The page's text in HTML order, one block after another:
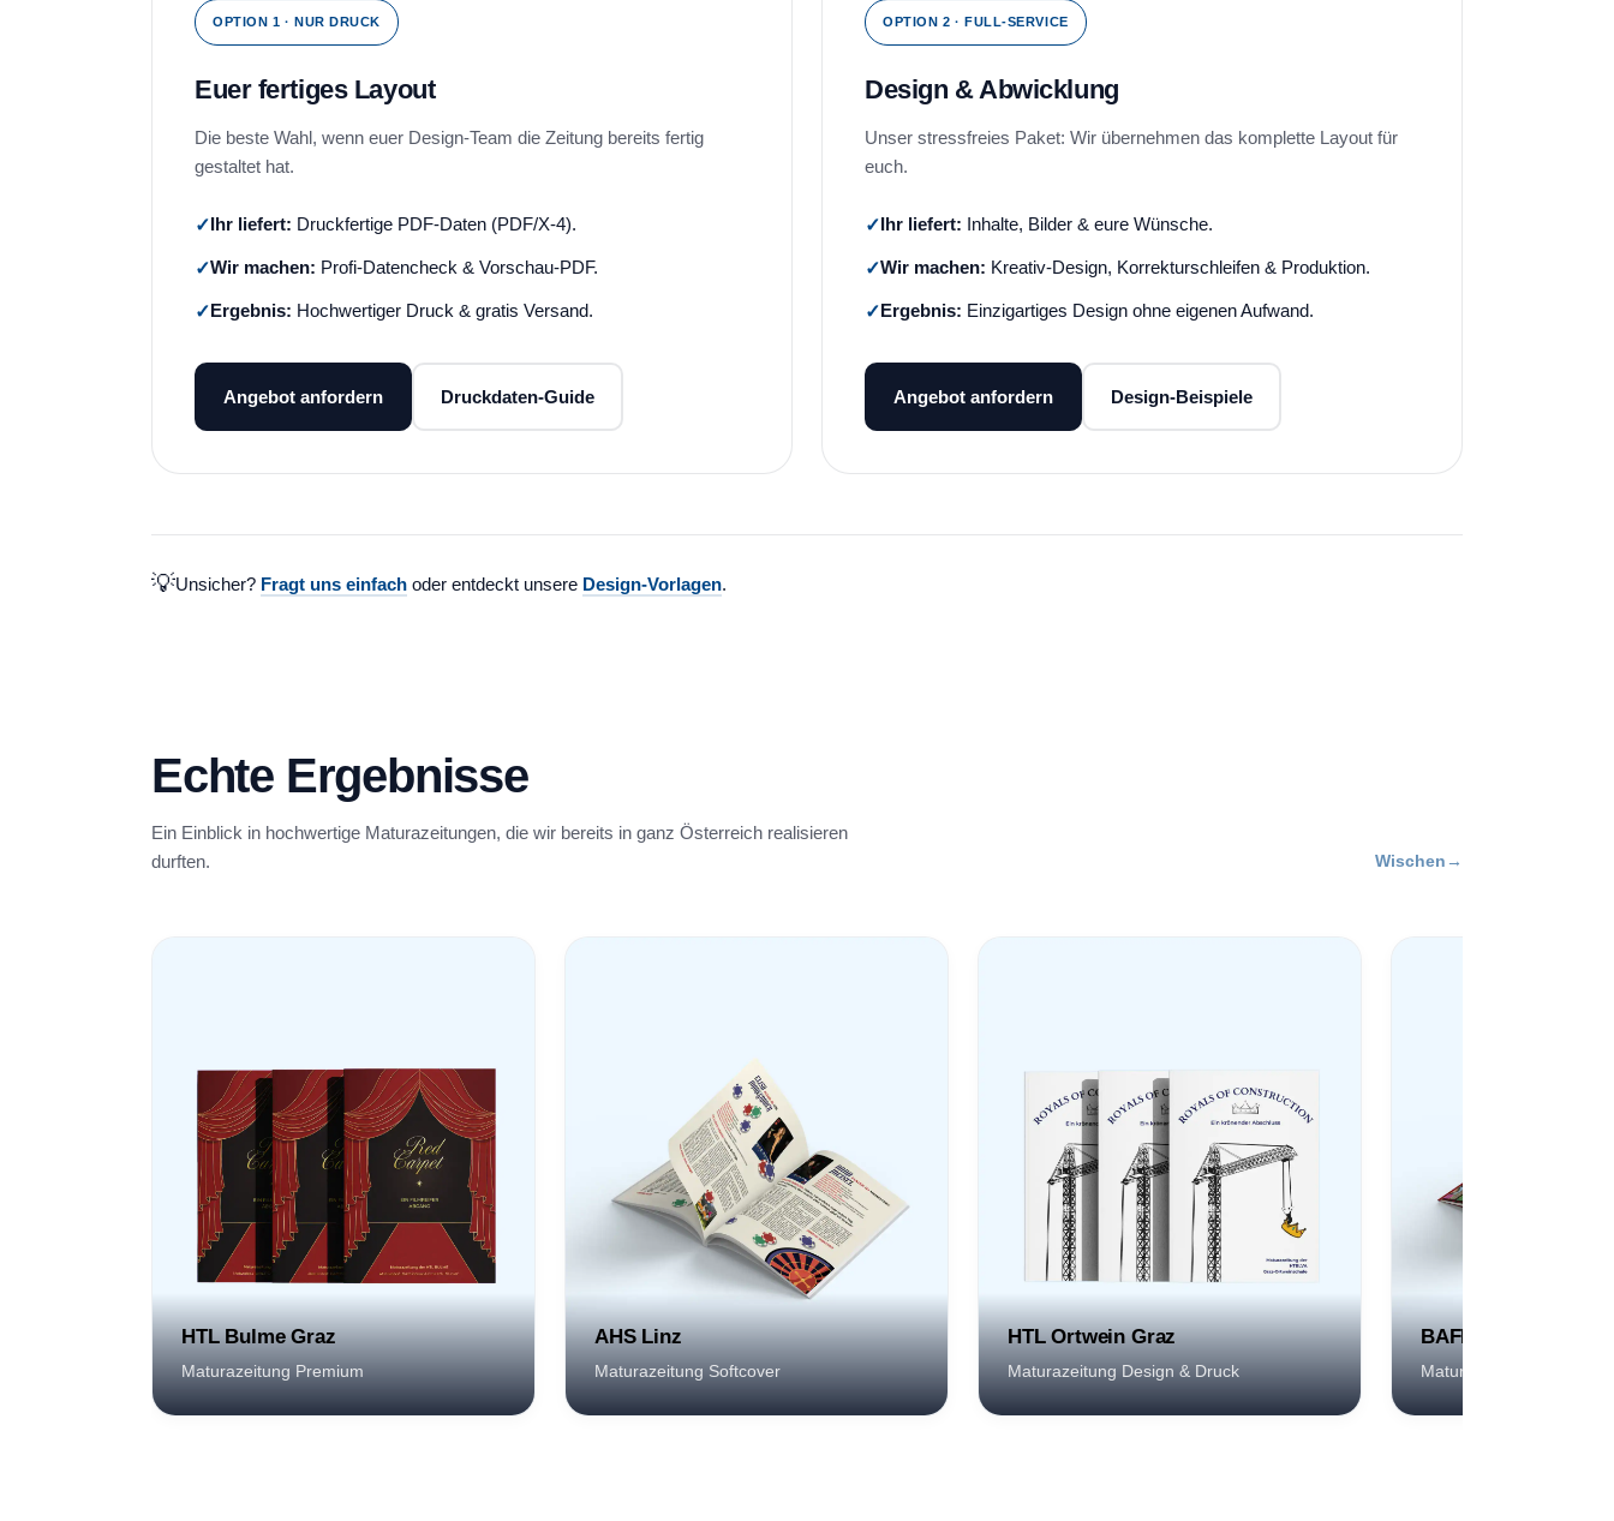
OPTION 1 · NUR DRUCK
Euer fertiges Layout
Die beste Wahl, wenn euer Design-Team die Zeitung bereits fertig
gestaltet hat.
Ihr liefert: Druckfertige PDF-Daten (PDF/X-4).
Wir machen: Profi-Datencheck & Vorschau-PDF.
Ergebnis: Hochwertiger Druck & gratis Versand.
Angebot anfordern Druckdaten-Guide
OPTION 2 · FULL-SERVICE
Design & Abwicklung
Unser stressfreies Paket: Wir übernehmen das komplette Layout für
euch.
Ihr liefert: Inhalte, Bilder & eure Wünsche.
Wir machen: Kreativ-Design, Korrekturschleifen & Produktion.
Ergebnis: Einzigartiges Design ohne eigenen Aufwand.
Angebot anfordern Design-Beispiele
💡Unsicher? Fragt uns einfach oder entdeckt unsere Design-Vorlagen.
Echte Ergebnisse
Ein Einblick in hochwertige Maturazeitungen, die wir bereits in ganz Österreich realisieren
durften.
Wischen →
HTL Bulme Graz
Maturazeitung Premium
AHS Linz
Maturazeitung Softcover
HTL Ortwein Graz
Maturazeitung Design & Druck
BAFEP Graz
Maturazeitung Klassik